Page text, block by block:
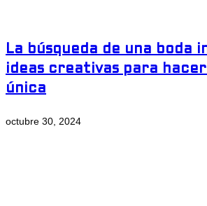
La búsqueda de una boda
ideas creativas para hacer
única
octubre 30, 2024